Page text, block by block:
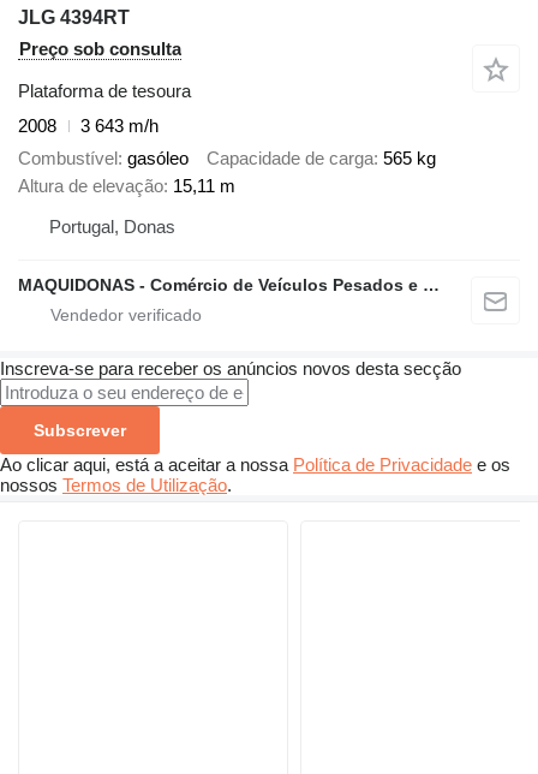
JLG 4394RT
Preço sob consulta
Plataforma de tesoura
2008
3 643 m/h
Combustível gasóleo Capacidade de carga 565 kg
Altura de elevação 15,11 m
Portugal, Donas
MAQUIDONAS - Comércio de Veículos Pesados e Ligeiros, Lda.
Inscreva-se para receber os anúncios novos desta secção
Subscrever
Ao clicar aqui, está a aceitar a nossa Política de Privacidade e os
nossos Termos de Utilização.